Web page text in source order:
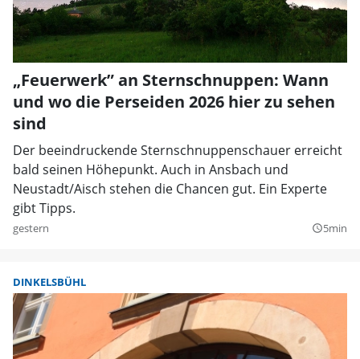
„Feuerwerk” an Sternschnuppen: Wann
und wo die Perseiden 2026 hier zu sehen
sind
Der beeindruckende Sternschnuppenschauer erreicht
bald seinen Höhepunkt. Auch in Ansbach und
Neustadt/Aisch stehen die Chancen gut. Ein Experte
gibt Tipps.
gestern query_builder5min
DINKELSBÜHL